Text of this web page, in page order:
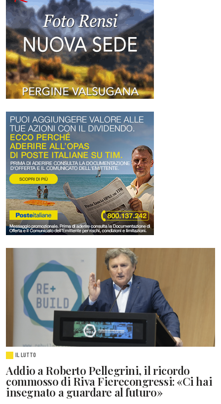
IL LUTTO
Addio a Roberto Pellegrini, il ricordo
commosso di Riva Fierecongressi: «Ci hai
insegnato a guardare al futuro»